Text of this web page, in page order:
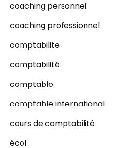
coaching personnel
coaching professionnel
comptabilite
comptabilité
comptable
comptable international
cours de comptabilité
écol